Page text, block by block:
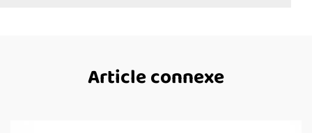
Article connexe